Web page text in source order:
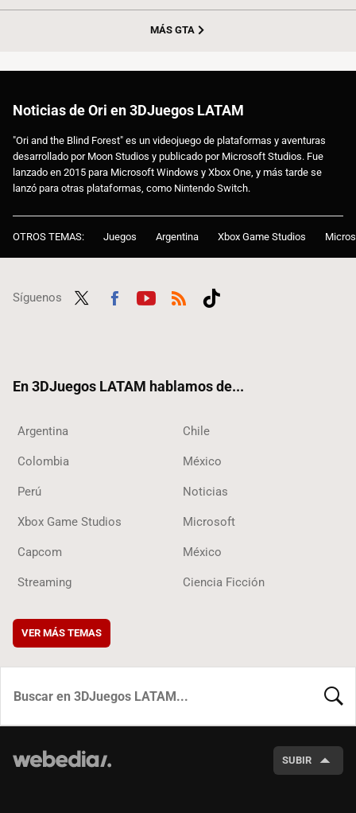
MÁS GTA
Noticias de Ori en 3DJuegos LATAM
"Ori and the Blind Forest" es un videojuego de plataformas y aventuras
desarrollado por Moon Studios y publicado por Microsoft Studios. Fue
lanzado en 2015 para Microsoft Windows y Xbox One, y más tarde se
lanzó para otras plataformas, como Nintendo Switch.
OTROS TEMAS: Juegos Argentina Xbox Game Studios
Síguenos
En 3DJuegos LATAM hablamos de...
Argentina Chile
Colombia México
Perú Noticias
Xbox Game Studios Microsoft
Capcom México
Streaming Ciencia Ficción
VER MÁS TEMAS
SUBIR